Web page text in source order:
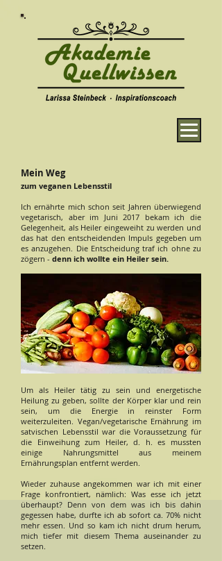
Mein Weg
zum veganen Lebensstil
Ich ernährte mich schon seit Jahren überwiegend
vegetarisch, aber im Juni 2017 bekam ich die
Gelegenheit, als Heiler eingeweiht zu werden und
das hat den entscheidenden Impuls gegeben um
es anzugehen. Die Entscheidung traf ich ohne zu
zögern - denn ich wollte ein Heiler sein.
Um als Heiler tätig zu sein und energetische
Heilung zu geben, sollte der Körper klar und rein
sein, um die Energie in reinster Form
weiterzuleiten. Vegan/vegetarische Ernährung im
satvischen Lebensstil war die Voraussetzung für
die Einweihung zum Heiler, d. h. es mussten
einige Nahrungsmittel aus meinem
Ernährungsplan entfernt werden.
Wieder zuhause angekommen war ich mit einer
Frage konfrontiert, nämlich: Was esse ich jetzt
überhaupt? Denn von dem was ich bis dahin
gegessen habe, durfte ich ab sofort ca. 70% nicht
mehr essen. Und so kam ich nicht drum herum,
mich tiefer mit diesem Thema auseinander zu
setzen.